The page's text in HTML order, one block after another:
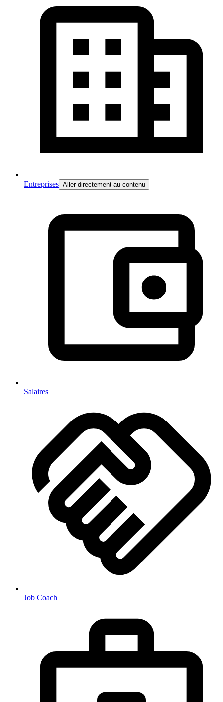
Entreprises Aller directement au contenu
Salaires
Job Coach